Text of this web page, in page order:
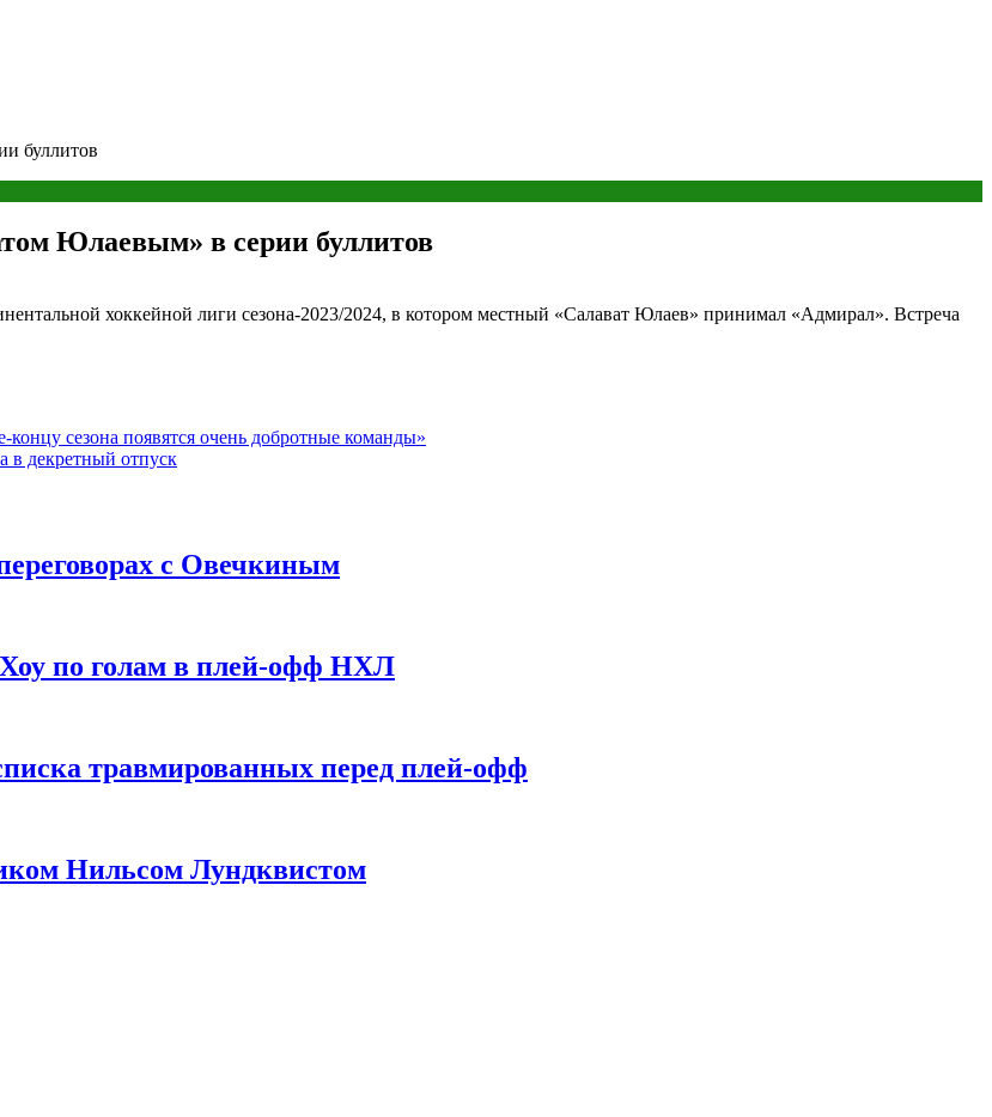
буллитов
Юлаевым» в серии буллитов
хоккейной лиги сезона-2023/2024, в котором местный «Салават Юлаев» принимал «Адмирал». Встреча
сезона появятся очень добротные команды»
в декретный отпуск
с Овечкиным
по голам в плей-офф НХЛ
травмированных перед плей-офф
Нильсом Лундквистом